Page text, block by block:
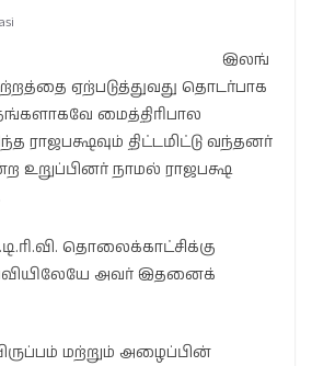
இலங்
ஏற்படுத்துவது தொடர்பாக
மைத்திரிபால
ராஜபக்ஷவும் திட்டமிட்டு வந்தனர்
உறுப்பினர் நாமல் ராஜபக்ஷ
தொலைக்காட்சிக்கு
அவர் இதனைக்
மற்றும் அழைப்பின்